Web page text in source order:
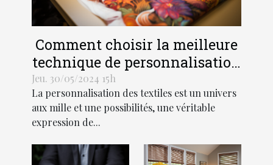
Comment choisir la meilleure
technique de personnalisation
pour vos textiles
Jeu. 30/05/2024 15h
La personnalisation des textiles est un univers
aux mille et une possibilités, une véritable
expression de...